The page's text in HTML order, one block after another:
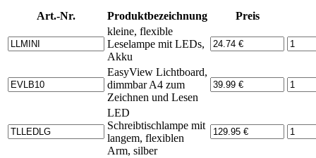
Art.-Nr. Produktbezeichnung
Preis
kleine, flexible
Leselampe mit LEDs,
Akku
EasyView Lichtboard,
dimmbar A4 zum
Zeichnen und Lesen
LED
Schreibtischlampe mit
langem, flexiblen
Arm, silber